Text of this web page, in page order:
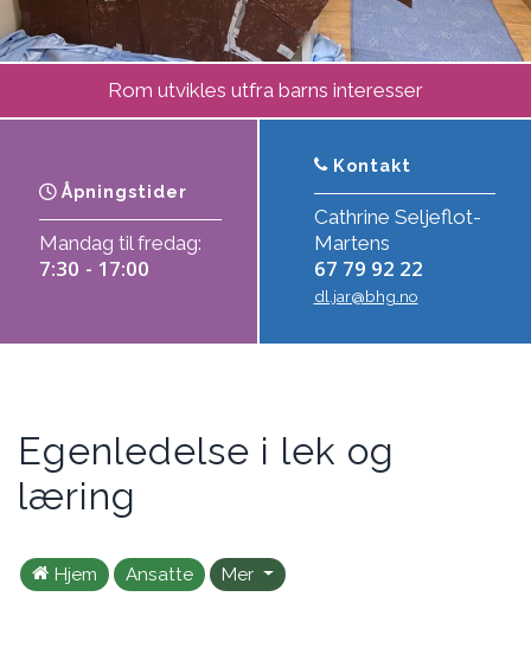
Rom utvikles utfra barns interesser
Åpningstider
Mandag til fredag:
7:30 - 17:00
Kontakt
Cathrine Seljeflot-
Martens
67 79 92 22
dl.jar@bhg.no
Egenledelse i lek og
læring
Hjem Ansatte Mer